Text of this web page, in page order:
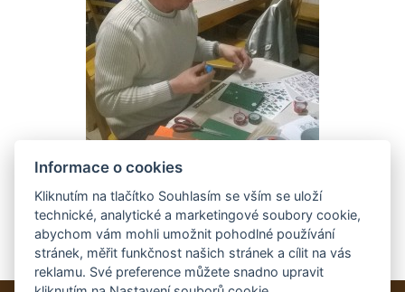
Informace o cookies
Kliknutím na tlačítko Souhlasím se vším se uloží
technické, analytické a marketingové soubory cookie,
abychom vám mohli umožnit pohodlné používání
stránek, měřit funkčnost našich stránek a cílit na vás
reklamu. Své preference můžete snadno upravit